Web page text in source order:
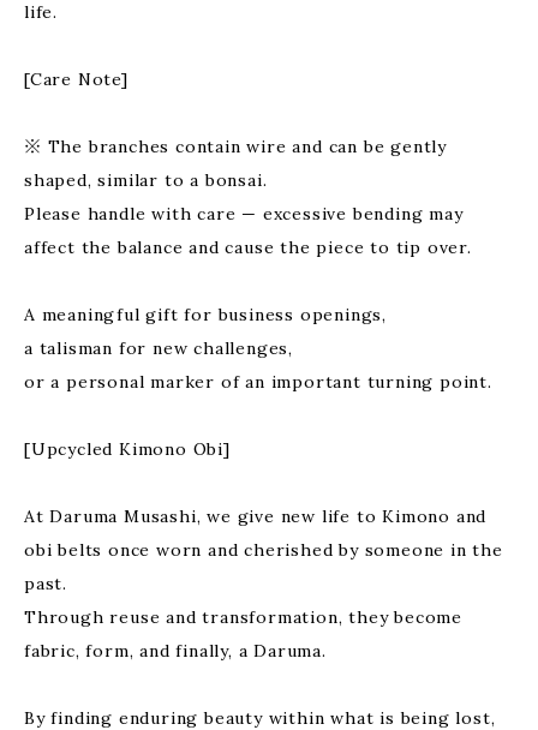
life.
[Care Note]
※ The branches contain wire and can be gently
shaped, similar to a bonsai.
Please handle with care — excessive bending may
affect the balance and cause the piece to tip over.
A meaningful gift for business openings,
a talisman for new challenges,
or a personal marker of an important turning point.
[Upcycled Kimono Obi]
At Daruma Musashi, we give new life to Kimono and
obi belts once worn and cherished by someone in the
past.
Through reuse and transformation, they become
fabric, form, and finally, a Daruma.
By finding enduring beauty within what is being lost,